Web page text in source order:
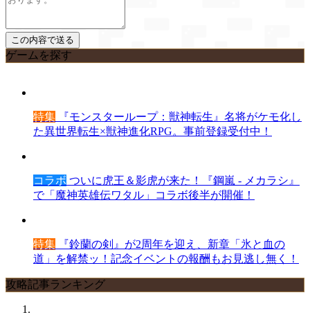
ゲームを探す
特集 『モンスターループ：獣神転生』名将がケモ化し
た異世界転生×獣神進化RPG。事前登録受付中！
コラボ ついに虎王＆影虎が来た！『鋼嵐 - メカラシ』
で「魔神英雄伝ワタル」コラボ後半が開催！
特集 『鈴蘭の剣』が2周年を迎え、新章「氷と血の
道」を解禁ッ！記念イベントの報酬もお見逃し無く！
攻略記事ランキング